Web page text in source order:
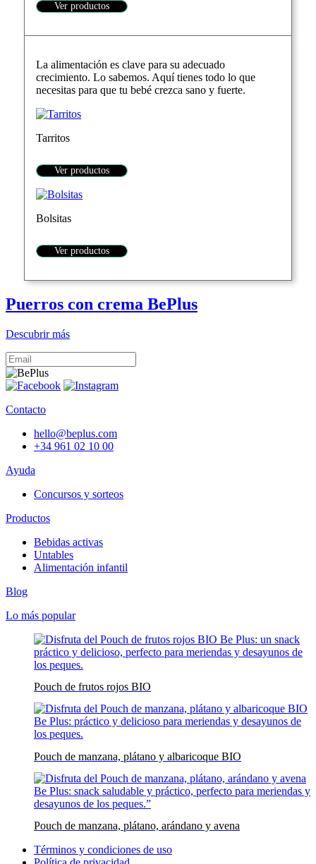
Ver productos
La alimentación es clave para su adecuado
crecimiento. Lo sabemos. Aquí tienes todo lo que
necesitas para que tu bebé crezca sano y fuerte.
Tarritos
Ver productos
Bolsitas
Ver productos
Puerros con crema BePlus
Descubrir más
Contacto
hello@beplus.com
+34 961 02 10 00
Ayuda
Concursos y sorteos
Productos
Bebidas activas
Untables
Alimentación infantil
Blog
Lo más popular
Pouch de frutos rojos BIO
Pouch de manzana, plátano y albaricoque BIO
Pouch de manzana, plátano, arándano y avena
Términos y condiciones de uso